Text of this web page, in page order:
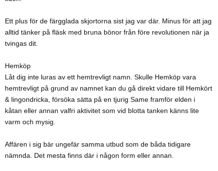
Ett plus för de färgglada skjortorna sist jag var där. Minus för att jag
alltid tänker på fläsk med bruna bönor från före revolutionen när ja
tvingas dit.
Hemköp
Låt dig inte luras av ett hemtrevligt namn. Skulle Hemköp vara
hemtrevligt på grund av namnet kan du gå direkt vidare till Hemkört
& lingondricka, försöka sätta på en tjurig Same framför elden i
kåtan eller annan valfri aktivitet som vid blotta tanken känns lite
varm och mysig.
Affären i sig bär ungefär samma utbud som de båda tidigare
nämnda. Det mesta finns där i någon form eller annan.